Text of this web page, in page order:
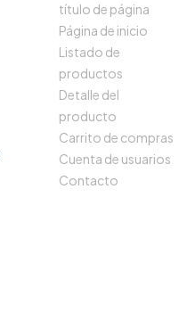
título de página
Página de inicio
Listado de
productos
Detalle del
producto
Carrito de compras
Cuenta de usuarios
Contacto